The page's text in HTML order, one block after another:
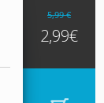
5,99 €
2,99€